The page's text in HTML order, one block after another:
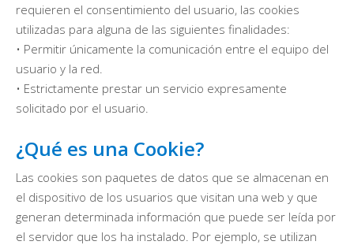
requieren el consentimiento del usuario, las cookies
utilizadas para alguna de las siguientes finalidades:
• Permitir únicamente la comunicación entre el equipo del
usuario y la red.
• Estrictamente prestar un servicio expresamente
solicitado por el usuario.
¿Qué es una Cookie?
Las cookies son paquetes de datos que se almacenan en
el dispositivo de los usuarios que visitan una web y que
generan determinada información que puede ser leída por
el servidor que los ha instalado. Por ejemplo, se utilizan